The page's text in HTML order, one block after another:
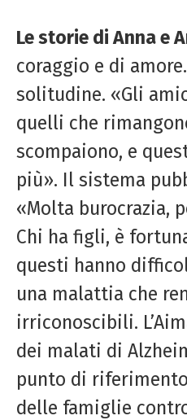
Le storie di Anna e
coraggio e di
solitudine. «Gli
quelli che
scompaiono, e
più». Il sistema
«Molta burocrazia,
Chi ha figli, è
questi hanno
una malattia che
irriconoscibili.
dei malati di
punto di
delle famiglie